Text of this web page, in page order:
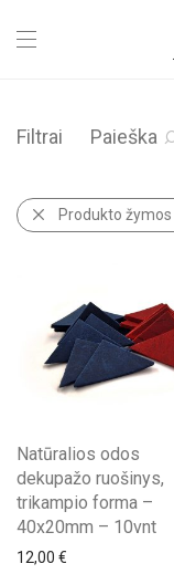
Filtrai Paieška
Produkto žymos
Natūralios odos
dekupažo ruošinys,
trikampio forma –
40x20mm – 10vnt
12,00 €